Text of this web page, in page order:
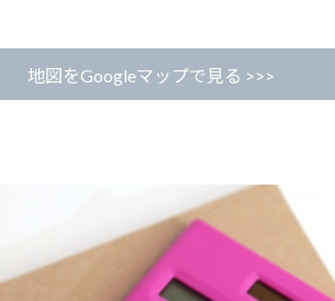
地図をGoogleマップで見る >>>